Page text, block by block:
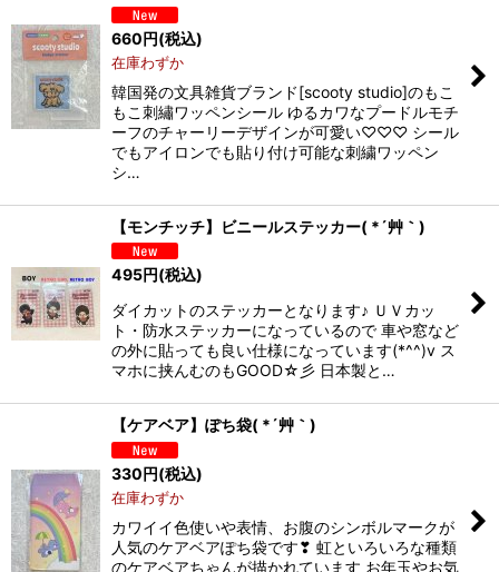
660円(税込)
在庫わずか
韓国発の文具雑貨ブランド[scooty studio]のもこ
もこ刺繡ワッペンシール ゆるカワなプードルモチ
ーフのチャーリーデザインが可愛い♡♡♡ シール
でもアイロンでも貼り付け可能な刺繍ワッペン
シ…
【モンチッチ】ビニールステッカー( *´艸｀)
495円(税込)
ダイカットのステッカーとなります♪ ＵＶカッ
ト・防水ステッカーになっているので 車や窓など
の外に貼っても良い仕様になっています(*^^)v ス
マホに挟んむのもGOOD☆彡 日本製と…
【ケアベア】ぽち袋( *´艸｀)
330円(税込)
在庫わずか
カワイイ色使いや表情、お腹のシンボルマークが
人気のケアベアぽち袋です❣ 虹といろいろな種類
のケアベアちゃんが描かれています お年玉やお気